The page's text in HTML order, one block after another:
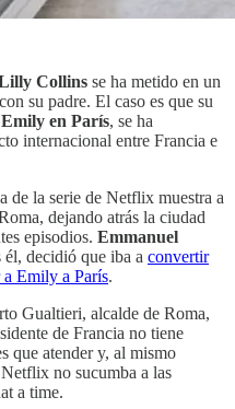
Collins se ha metido en un
su padre. El caso es que su
Emily en París, se ha
internacional entre Francia e
de la serie de Netflix muestra a
dejando atrás la ciudad
episodios. Emmanuel
él, decidió que iba a convertir
a Emily a París.
Gualtieri, alcalde de Roma,
de Francia no tiene
que atender y, al mismo
no sucumba a las
a time.